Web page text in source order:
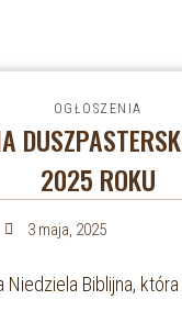
OGŁOSZENIA
2025 ROKU
3 maja, 2025
Niedziela Biblijna,